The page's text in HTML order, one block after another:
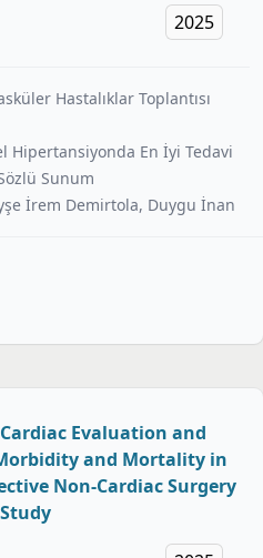
2025
Hastalıklar Toplantısı
Hipertansiyonda En İyi Tedavi
Sunum
İrem Demirtola, Duygu İnan
Evaluation and
and Mortality in
Non-Cardiac Surgery